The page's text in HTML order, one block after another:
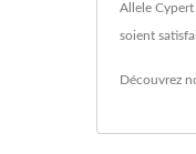
Allele
soient
Découvrez